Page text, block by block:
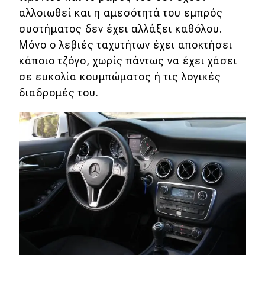
αλλοιωθεί και η αμεσότητά του εμπρός
συστήματος δεν έχει αλλάξει καθόλου.
Μόνο ο λεβιές ταχυτήτων έχει αποκτήσει
κάποιο τζόγο, χωρίς πάντως να έχει χάσει
σε ευκολία κουμπώματος ή τις λογικές
διαδρομές του.